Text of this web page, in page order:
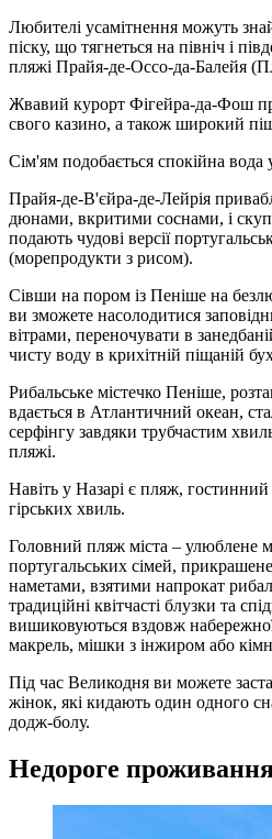
Любителі усамітнення можуть
піску, що тягнеться на північ і
пляжі Прайя-де-Оссо-да-Балейя
Жвавий курорт Фігейра-да-Фош
свого казино, а також широкий
Сім'ям подобається спокійна вода
Прайя-де-В'єйра-де-Лейрія
дюнами, вкритими соснами, і
подають чудові версії
(морепродукти з рисом).
Сівши на пором із Пеніше на
ви зможете насолодитися
вітрами, переночувати в
чисту воду в крихітній піщаній
Рибальське містечко Пеніше,
вдається в Атлантичний океан,
серфінгу завдяки трубчастим
пляжі.
Навіть у Назарі є пляж,
гірських хвиль.
Головний пляж міста – улюблене
португальських сімей,
наметами, взятими напрокат
традиційні квітчасті блузки та
вишиковуються вздовж
макрель, мішки з інжиром або
Під час Великодня ви можете
жінок, які кидають один одного
додж-болу.
Недороге